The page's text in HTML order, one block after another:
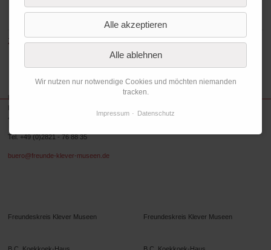
Zurück zur Übersicht
Freundeskreis Museum Kurhaus und Koekkoek-Haus Kleve e.V.
Koekkoekplatz 1
47533 Kleve
Tel. +49 (0)2821 - 76 88 35
buero@freunde-klever-museen.de
Freundeskreis Klever Museen Freundeskreis Klever Museen
Alle akzeptieren
Alle ablehnen
Wir nutzen nur notwendige Cookies und möchten niemanden
tracken.
Impressum Datenschutz